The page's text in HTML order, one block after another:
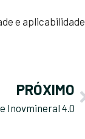
e aplicabilidade
PRÓXIMO
Inovmineral 4.0